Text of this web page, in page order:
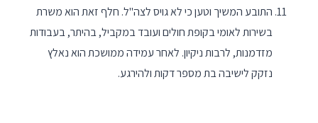
התובע המשיך וטען כי לא גויס לצה"ל. חלף זאת הוא משרת
בשירות לאומי בקופת חולים ועובד במקביל, בהיתר, בעבודות
מזדמנות, לרבות ניקיון. לאחר עמידה ממושכת הוא נאלץ
נזקק לישיבה בת מספר דקות ולהירגע.